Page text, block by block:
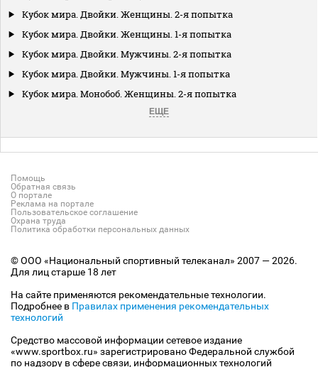
Кубок мира. Двойки. Женщины. 2-я попытка
Кубок мира. Двойки. Женщины. 1-я попытка
Кубок мира. Двойки. Мужчины. 2-я попытка
Кубок мира. Двойки. Мужчины. 1-я попытка
Кубок мира. Монобоб. Женщины. 2-я попытка
ЕЩЕ
Помощь
Обратная связь
О портале
Реклама на портале
Пользовательское соглашение
Охрана труда
Политика обработки персональных данных
© ООО «Национальный спортивный телеканал» 2007 — 2026.
Для лиц старше 18 лет
На сайте применяются рекомендательные технологии.
Подробнее в Правилах применения рекомендательных
технологий
Средство массовой информации сетевое издание
«www.sportbox.ru» зарегистрировано Федеральной службой
по надзору в сфере связи, информационных технологий